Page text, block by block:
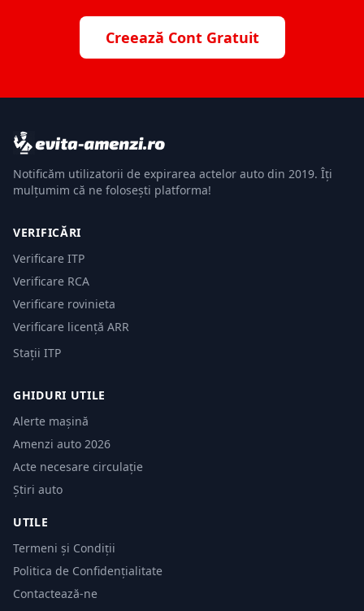
Creează Cont Gratuit
Notificăm utilizatorii de expirarea actelor auto din 2019. Îți
mulțumim că ne folosești platforma!
VERIFICĂRI
Verificare ITP
Verificare RCA
Verificare rovinieta
Verificare licență ARR
Stații ITP
GHIDURI UTILE
Alerte mașină
Amenzi auto 2026
Acte necesare circulație
Știri auto
UTILE
Termeni și Condiții
Politica de Confidențialitate
Contactează-ne